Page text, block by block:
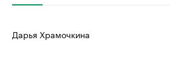
Дарья Храмочкина